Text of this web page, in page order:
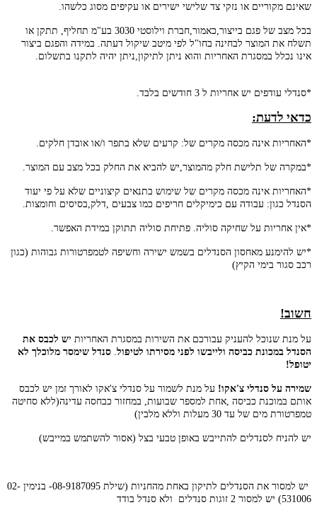
שאינם מקוריים או נזקי צד שלישי ישירים או עקיפים מסוג כלשהו.
בכל מצב של פגם בייצור,כאמור,חברת וילוסטי 3030 בע"מ תחליף, תתקן או
תשלח את המוצר לבחינה בחו"ל לפי מיטב שיקול דעתה. במידה והפגם ביצור
אינו נכלל במסגרת האחריות והוא ניתן לתיקון,ניתן יהיה לתקנו בתשלום.
*סנדלי עודפים יש אחריות ל 3 חודשים בלבד.
כדאי לדעת:
*האחריות אינה מכסה מקרים של: קרעים שלא בתפר ו/או אובדן חלקים.
*במקרה של תלישת חלק מהמוצר,יש להביא את החלק בכל מצב עם המוצר.
*האחריות אינה מכסה מקרים של שימוש בתנאים קיצוניים שלא על פי יעוד
הסנדל כגון: עבודה עם כימיקלים חריפים כמו צבעים ,דלק,בסיסים וחומצות.
*אין אחריות על שחיקה סוליה. פתיחת סוליה תתוקן במידת האפשר.
*יש להימנע מאחסון הסנדלים בשמש ישירה וחשיפה לטמפרטורות גבוהות (כגון
רכב סגור בימי הקיץ)
חשוב!
על מנת שנוכל להעניק עבורכם את השירות במסגרת האחריות יש לכבס את
הסנדל במכונת כביסה ולייבשו לפני מסירתו לטיפול סנדל שימסר מלוכלך לא
יטופל!
שמירה על סנדלי צ'אקו! על מנת לשמור על סנדלי צ'אקו לאורך זמן יש לכבס
אותם במוכנת כביסה ,אחת למספר שבועות, במחזור כבחסה עדינה(ללא סחיטה
טמפרטורת מים של עד 30 מעלות וללא מלבין)
יש להניח לסנדלים להתייבש באופן טבעי בצל (אסור להשתמש במייבש)
יש למסור את הסנדלים לתיקון באחת מהחניות (שילת 08-9187095- בנימין 02-
531006) יש למסור 2 זוגות סנדלים ולא סנדל בודד